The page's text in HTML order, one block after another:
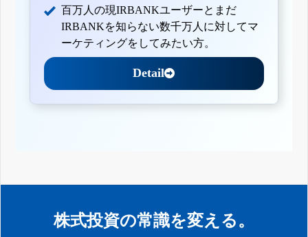
百万人の現IRBANKユーザーとまだ
IRBANKを知らない数千万人に対してマ
ーケティングをしてみたい方。
Detail
株式投資の常識を変える。